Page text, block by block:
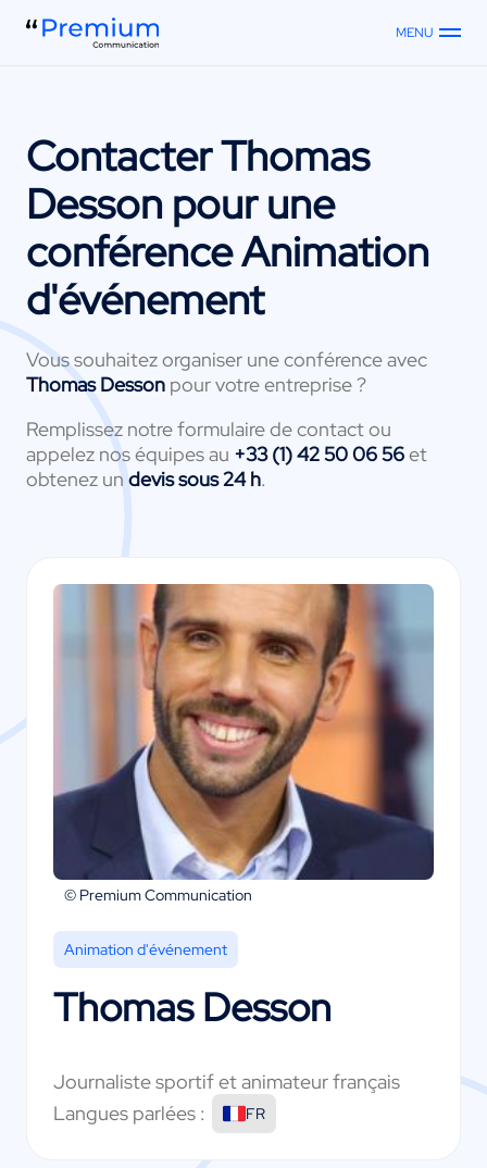
MENU
ContacterThomas
Dessonpour une
conférence Animation
d'événement
Vous souhaitez organiser une conférence avec
Thomas Desson pour votre entreprise ?
Remplissez notre formulaire de contact ou
appelez nos équipes au +33 (1) 42 50 06 56et
obtenez un devis sous 24 h.
© Premium Communication
Animation d'événement
Thomas Desson
Journaliste sportif et animateur français
Langues parlées :
FR